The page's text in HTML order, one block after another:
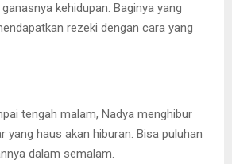
kehidupan. Baginya yang
rezeki dengan cara yang
tengah malam, Nadya menghibur
yang haus akan hiburan. Bisa puluhan
dalam semalam.